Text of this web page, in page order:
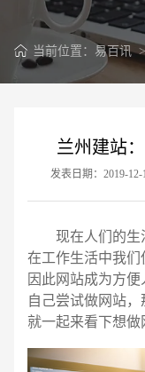
当前位置： 易百讯
兰州建站
发表日期：2019-
现在人们的生活
在工作生活中我们
因此网站成为方
自己尝试做网站
就一起来看下想做